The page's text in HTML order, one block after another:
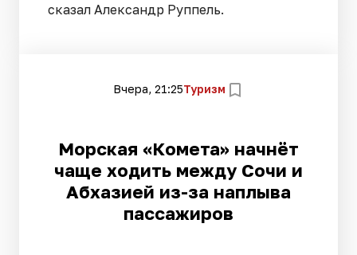
сказал Александр Руппель.
Вчера, 21:25Туризм
Морская «Комета» начнёт
чаще ходить между Сочи и
Абхазией из-за наплыва
пассажиров